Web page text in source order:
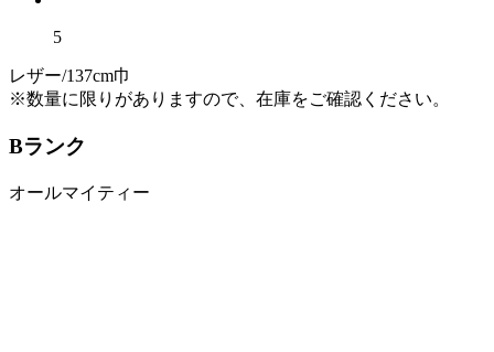
5
レザー/137cm巾
※数量に限りがありますので、在庫をご確認ください。
Bランク
オールマイティー